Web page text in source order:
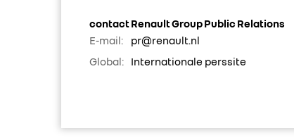
contact Renault Group Public Relations
E-mail:
pr@renault.nl
Global:
Internationale perssite